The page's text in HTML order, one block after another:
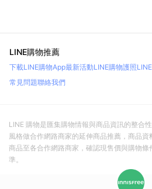
LINE購物推薦
下載LINE購物App最新活動LINE購物護照
常見問題聯絡我們
LINE 購物是匯集購物情報與商品資訊的整合
風格做合作網路商家的延伸商品推薦，商品
商品至各合作網路商家，確認現售價與購物
準。